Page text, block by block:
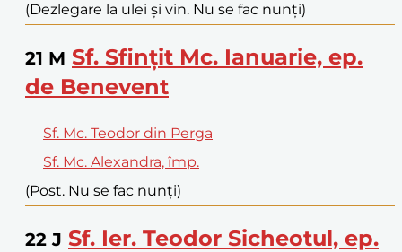
(Dezlegare la ulei și vin. Nu se fac nunți)
21 M Sf. Sfințit Mc. Ianuarie, ep.
de Benevent
Sf. Mc. Teodor din Perga
Sf. Mc. Alexandra, împ.
(Post. Nu se fac nunți)
22 J Sf. Ier. Teodor Sicheotul, ep.